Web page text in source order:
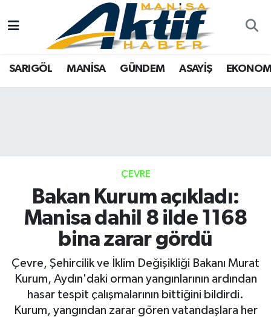
SARIGÖL MANİSA GÜNDEM ASAYİŞ
ÇEVRE
Bakan Kurum açıkladı:
Manisa dahil 8 ilde 1168
bina zarar gördü
Çevre, Şehircilik ve İklim Değişikliği Bakanı Murat
Kurum, Aydın'daki orman yangınlarının ardından
hasar tespit çalışmalarının bittiğini bildirdi.
Kurum, yangından zarar gören vatandaşlara her
Yazarlar
SARIGÖL
SPOR
TARIM
SİYASET
RESMİ İLAN
Türkiye
Eğitim
Kültür Sanat
Manisa
RESMİ İLAN
Manisa Nöbetçi Eczaneler
Süper Lig Puan Durumu ve Fikstür
Tüm Manşetler
Son Dakika Haberleri
Haber Arşivi